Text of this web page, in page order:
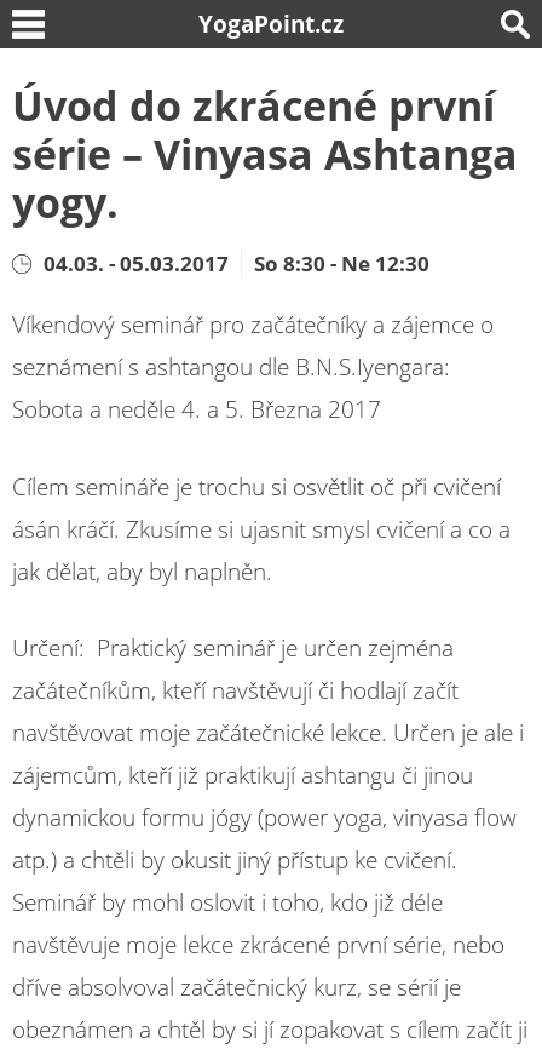
YogaPoint.cz
Úvod do zkrácené první
série – Vinyasa Ashtanga
yogy.
04.03. - 05.03.2017 So 8:30 - Ne 12:30
Víkendový seminář pro začátečníky a zájemce o
seznámení s ashtangou dle B.N.S.Iyengara:
Sobota a neděle 4. a 5. Března 2017
Cílem semináře je trochu si osvětlit oč při cvičení
ásán kráčí. Zkusíme si ujasnit smysl cvičení a co a
jak dělat, aby byl naplněn.
Určení: Praktický seminář je určen zejména
začátečníkům, kteří navštěvují či hodlají začít
navštěvovat moje začátečnické lekce. Určen je ale i
zájemcům, kteří již praktikují ashtangu či jinou
dynamickou formu jógy (power yoga, vinyasa flow
atp.) a chtěli by okusit jiný přístup ke cvičení.
Seminář by mohl oslovit i toho, kdo již déle
navštěvuje moje lekce zkrácené první série, nebo
dříve absolvoval začátečnický kurz, se sérií je
obeznámen a chtěl by si jí zopakovat s cílem začít ji